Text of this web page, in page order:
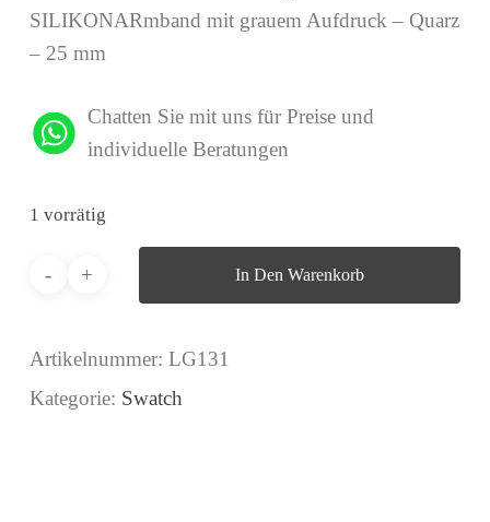
SILIKONARmband mit grauem Aufdruck – Quarz
– 25 mm
Chatten Sie mit uns für Preise und
individuelle Beratungen
1 vorrätig
In Den Warenkorb
Artikelnummer: LG131
Kategorie: Swatch